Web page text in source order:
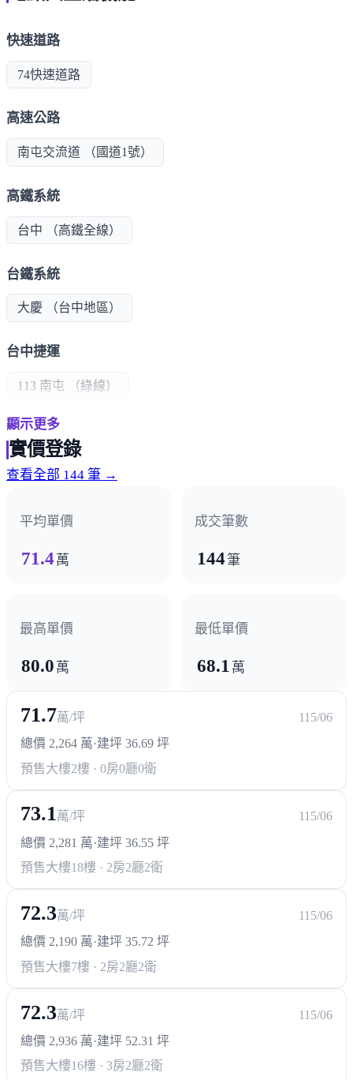
快速道路
74快速道路
高速公路
南屯交流道 （國道1號）
高鐵系統
台中 （高鐵全線）
台鐵系統
大慶 （台中地區）
台中捷運
113 南屯 （綠線）
學區/學校
七期市政中心
楓康 迪卡儂 大墩黃昏市場
熱門商圈
醫療機構
林新醫院 中山醫
區公所 行政院中部聯合服務中心
內政部移民署中區事務大隊
衛生福利部疾病管制署中區管制中心
顯示更多
實價登錄
查看全部 144 筆 →
平均單價
71.4 萬
成交筆數
144筆
最高單價
80.0 萬
最低單價
68.1 萬
71.7萬/坪
115/06
總價 2,264 萬·建坪 36.69 坪
預售大樓2樓 · 0房0廳0衛
73.1萬/坪
115/06
總價 2,281 萬·建坪 36.55 坪
預售大樓18樓 · 2房2廳2衛
72.3萬/坪
115/06
總價 2,190 萬·建坪 35.72 坪
預售大樓7樓 · 2房2廳2衛
72.3萬/坪
115/06
總價 2,936 萬·建坪 52.31 坪
預售大樓16樓 · 3房2廳2衛